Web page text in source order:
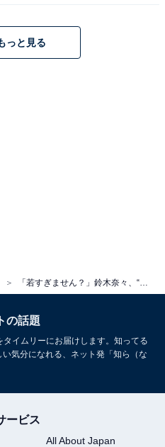
っと見る
の話題
イムリーにお届けします。知ってる
気分になれる、ネット発「知ら（な
ービス
All About Japan